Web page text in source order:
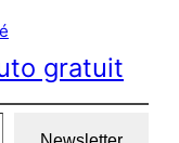
gratuit